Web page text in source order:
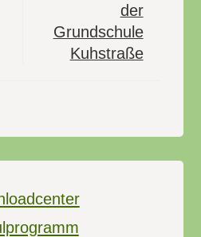
der
Grundschule
Kuhstraße